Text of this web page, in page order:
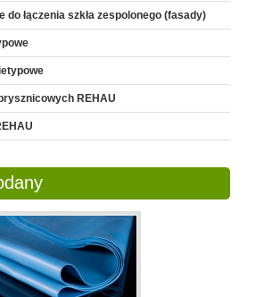
do łączenia szkła zespolonego (fasady)
REHAU